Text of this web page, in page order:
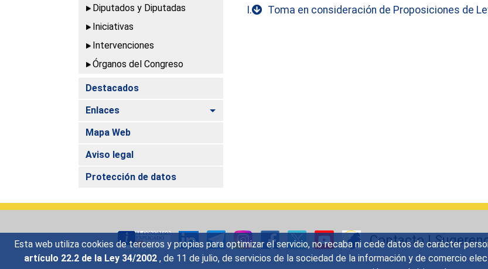
Esta web utiliza cookies de terceros y propias para optimizar el servicio, no recaba ni cede datos de carácter
artículo 22.2 de la Ley 34/2002 , de 11 de julio, de servicios de la sociedad de la información y de comercio
Diputados y Diputadas
Iniciativas
Intervenciones
Órganos del Congreso
Destacados
Enlaces
Alternar
Mapa Web
Aviso legal
Protección de datos
I. Toma en consideración de Proposiciones de
Contacto |